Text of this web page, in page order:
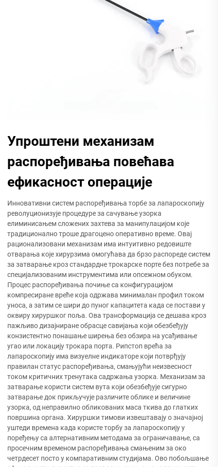
Упроштени механизам
распоређивања повећава
ефикасност операције
Инновативни систем распоређивања торбе за лапароскопију
револуционизује процедуре за сачување узорка
елиминисањем сложених захтева за манипулацијом које
традиционално троше драгоцено оперативно време. Овај
рационализовани механизам има интуитивно редовиште
отварања које хирурзима омогућава да брзо распореде систем
за затварање кроз стандардне трокарске порте без потребе за
специјализованим инструментима или опсежном обуком.
Процес распоређивања почиње са конфигурацијом
компресиране вреће која одржава минималан профил током
уноса, а затим се шири до пуног капацитета када се постави у
оквиру хируршког поља. Ова трансформација се дешава кроз
пажљиво дизајниране обрасце савијања који обезбеђују
конзистентно понашање ширења без обзира на усађивање
угао или локацију трокара порта. Рипстоп врећа за
лапароскопију има визуелне индикаторе који потврђују
правилан статус распоређивања, смањујући неизвесност
током критичних тренутака садржања узорка. Механизам за
затварање користи систем вута који обезбеђује сигурно
затварање док прикључује различите облике и величине
узорка, од неправилно обликованих маса ткива до глатких
површина органа. Хируршки тимови извештавају о значајној
уштеди времена када користе торбу за лапароскопију у
поређењу са алтернативним методама за ограничавање, са
просечним временом распоређивања смањеним за око
четрдесет посто у компаративним студијама. Ово побољшање